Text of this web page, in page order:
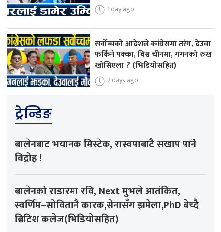
1 day ago
सर्वोच्चको आदेशले कांग्रेसमा तरंग, देउवा
फर्किने पक्का, विश्व चीनमा, गगनको रुख
खोसिएला ? (भिडियोसहित)
2 days ago
ट्रेन्डिङ
बालेनबाट भयानक मिस्टेक, रास्वपाबाटै सखाप पार्ने
विद्रोह !
बालेनको राडारमा रवि, Next मुभले आतंकित,
स्वर्णिम–सोवितानै कारक,सेनासँग झमेला,PhD बेच्दै
ब्रिटिश कलेज(भिडियोसहित)